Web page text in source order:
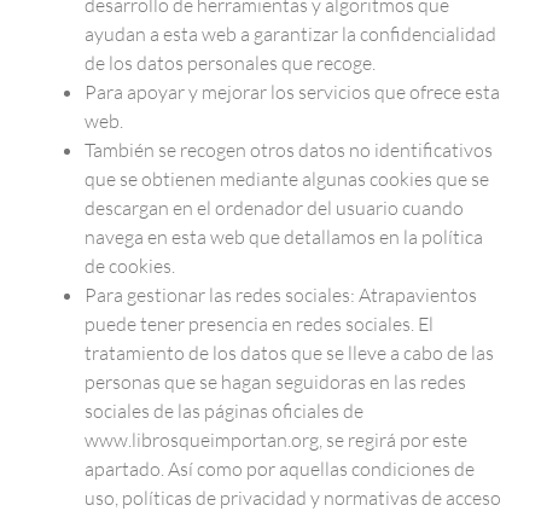
desarrollo de herramientas y algoritmos que
ayudan a esta web a garantizar la confidencialidad
de los datos personales que recoge.
Para apoyar y mejorar los servicios que ofrece esta
web.
También se recogen otros datos no identificativos
que se obtienen mediante algunas cookies que se
descargan en el ordenador del usuario cuando
navega en esta web que detallamos en la política
de cookies.
Para gestionar las redes sociales: Atrapavientos
puede tener presencia en redes sociales. El
tratamiento de los datos que se lleve a cabo de las
personas que se hagan seguidoras en las redes
sociales de las páginas oficiales de
www.librosqueimportan.org, se regirá por este
apartado. Así como por aquellas condiciones de
uso, políticas de privacidad y normativas de acceso